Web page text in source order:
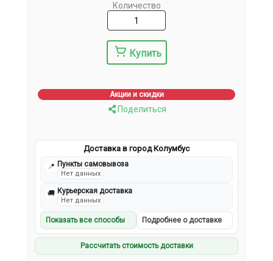
Количество
Купить
Акции и скидки
Поделиться
Доставка в город Колумбус
📍 Пункты самовывоза
Нет данных
🚚 Курьерская доставка
Нет данных
Показать все способы Подробнее о доставке
Рассчитать стоимость доставки